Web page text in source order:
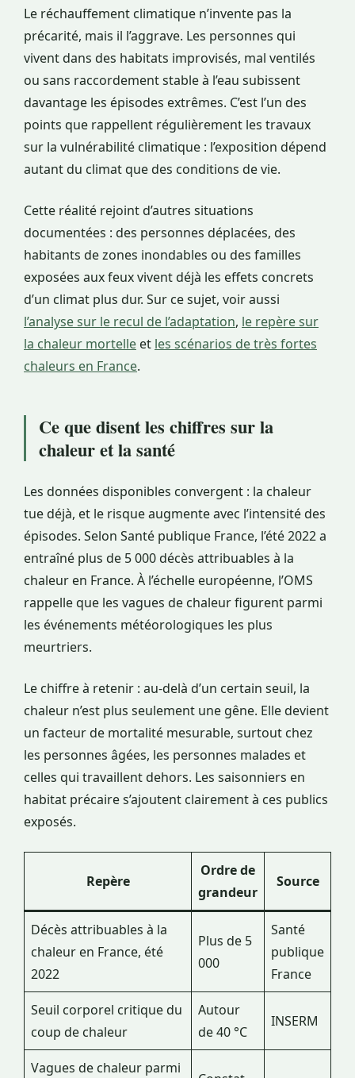
Le réchauffement climatique n’invente pas la
précarité, mais il l’aggrave. Les personnes qui
vivent dans des habitats improvisés, mal ventilés
ou sans raccordement stable à l’eau subissent
davantage les épisodes extrêmes. C’est l’un des
points que rappellent régulièrement les travaux
sur la vulnérabilité climatique : l’exposition dépend
autant du climat que des conditions de vie.
Cette réalité rejoint d’autres situations
documentées : des personnes déplacées, des
habitants de zones inondables ou des familles
exposées aux feux vivent déjà les effets concrets
d’un climat plus dur. Sur ce sujet, voir aussi
l’analyse sur le recul de l’adaptation, le repère sur
la chaleur mortelle et les scénarios de très fortes
chaleurs en France.
Ce que disent les chiffres sur la
chaleur et la santé
Les données disponibles convergent : la chaleur
tue déjà, et le risque augmente avec l’intensité des
épisodes. Selon Santé publique France, l’été 2022 a
entraîné plus de 5 000 décès attribuables à la
chaleur en France. À l’échelle européenne, l’OMS
rappelle que les vagues de chaleur figurent parmi
les événements météorologiques les plus
meurtriers.
Le chiffre à retenir : au-delà d’un certain seuil, la
chaleur n’est plus seulement une gêne. Elle devient
un facteur de mortalité mesurable, surtout chez
les personnes âgées, les personnes malades et
celles qui travaillent dehors. Les saisonniers en
habitat précaire s’ajoutent clairement à ces publics
exposés.
Repère
Ordre de
grandeur
Source
Décès attribuables à la
chaleur en France, été
2022
Plus de 5
000
Santé
publique
France
Seuil corporel critique du
coup de chaleur
Autour
de 40 °C
INSERM
Vagues de chaleur parmi